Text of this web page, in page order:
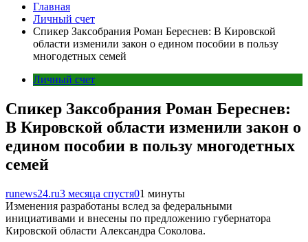
Главная
Личный счет
Спикер Заксобрания Роман Береснев: В Кировской
области изменили закон о едином пособии в пользу
многодетных семей
Личный счет
Спикер Заксобрания Роман Береснев:
В Кировской области изменили закон о
едином пособии в пользу многодетных
семей
runews24.ru3 месяца спустя01 минуты
Изменения разработаны вслед за федеральными
инициативами и внесены по предложению губернатора
Кировской области Александра Соколова.